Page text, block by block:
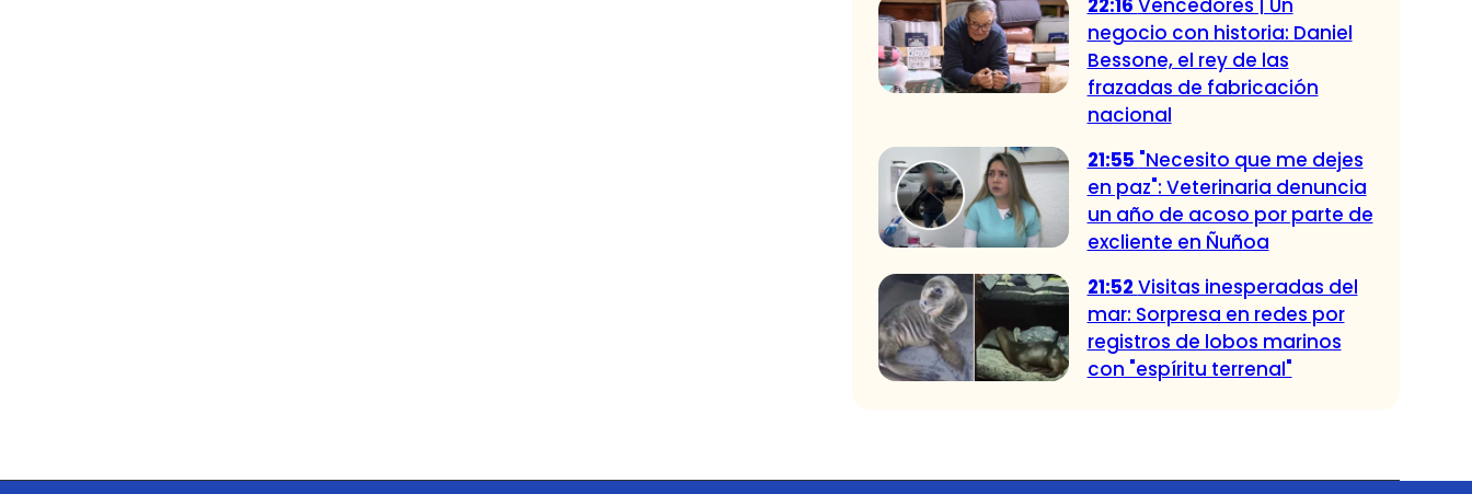
negocio con historia: Daniel
Bessone, el rey de las
frazadas de fabricación
nacional
21:55 "Necesito que me dejes
en paz": Veterinaria denuncia
un año de acoso por parte de
excliente en Ñuñoa
21:52 Visitas inesperadas del
mar: Sorpresa en redes por
registros de lobos marinos
con "espíritu terrenal"